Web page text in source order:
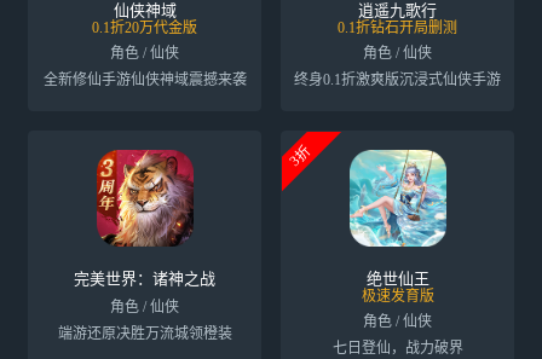
仙侠神域
0.1折20万代金版
角色 / 仙侠
全新修仙手游仙侠神域震撼来袭
逍遥九歌行
0.1折钻石开局删测
角色 / 仙侠
终身0.1折激爽版沉浸式仙侠手游
完美世界：诸神之战
角色 / 仙侠
端游还原决胜万流城领橙装
3折
绝世仙王
极速发育版
角色 / 仙侠
七日登仙，战力破界